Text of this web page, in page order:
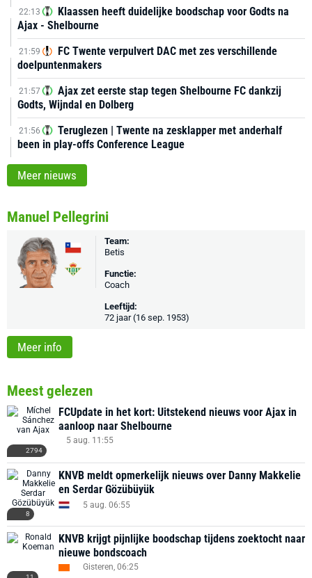
22:13
Klaassen heeft duidelijke boodschap voor Godts na
Ajax - Shelbourne
21:59
FC Twente verpulvert DAC met zes verschillende
doelpuntenmakers
21:57
Ajax zet eerste stap tegen Shelbourne FC dankzij
Godts, Wijndal en Dolberg
21:56
Teruglezen | Twente na zesklapper met anderhalf
been in play-offs Conference League
Meer nieuws
Manuel Pellegrini
Team:
Betis
Functie:
Coach
Leeftijd:
72 jaar (16 sep. 1953)
Meer info
Meest gelezen
2794
FCUpdate in het kort: Uitstekend nieuws voor Ajax in
aanloop naar Shelbourne
5 aug. 11:55
8
KNVB meldt opmerkelijk nieuws over Danny Makkelie
en Serdar Gözübüyük
5 aug. 06:55
KNVB krijgt pijnlijke boodschap tijdens zoektocht naar
nieuwe bondscoach
Gisteren, 06:25